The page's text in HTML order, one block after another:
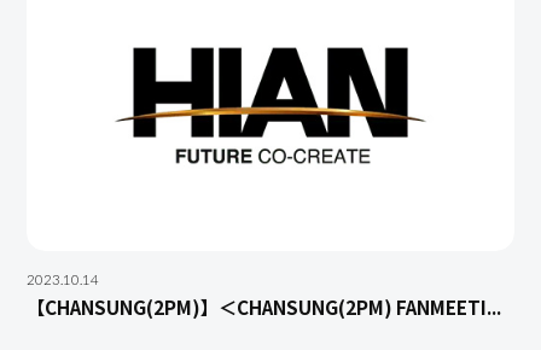
2023.10.14
【CHANSUNG(2PM)】＜CHANSUNG(2PM) FANMEETI...